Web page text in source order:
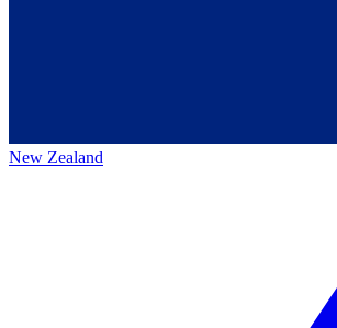
New Zealand